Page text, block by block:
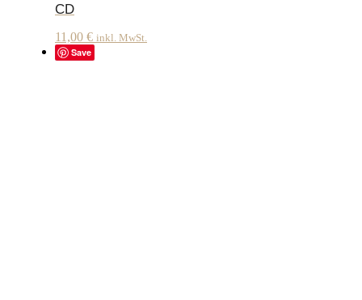
CD
11,00 € inkl. MwSt.
Save